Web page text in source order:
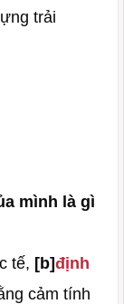
trải
mình là gì
tế, [b]định
cảm tính